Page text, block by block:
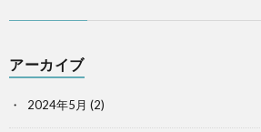
アーカイブ
2024年5月 (2)